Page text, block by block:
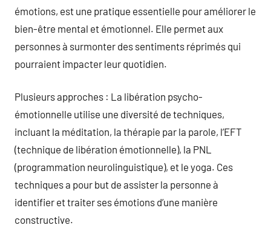
émotions, est une pratique essentielle pour améliorer le
bien-être mental et émotionnel. Elle permet aux
personnes à surmonter des sentiments réprimés qui
pourraient impacter leur quotidien.
Plusieurs approches : La libération psycho-
émotionnelle utilise une diversité de techniques,
incluant la méditation, la thérapie par la parole, l’EFT
(technique de libération émotionnelle), la PNL
(programmation neurolinguistique), et le yoga. Ces
techniques a pour but de assister la personne à
identifier et traiter ses émotions d’une manière
constructive.